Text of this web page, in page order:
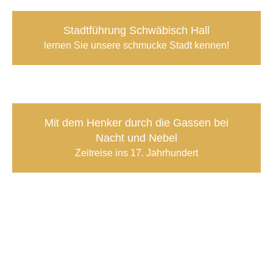
Stadtführung Schwäbisch Hall
lernen Sie unsere schmucke Stadt kennen!
Mit dem Henker durch die Gassen bei
Nacht und Nebel
Zeitreise ins 17. Jahrhundert